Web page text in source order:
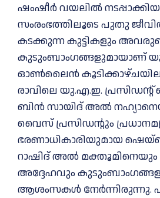
ഷംഷീർ വയലിൽ
സംരംഭത്തിലൂടെ പുതു
കടക്കുന്ന കുട്ടികളും
കുടുംബാംഗങ്ങളുമായാണ്
ഓൺലൈൻ
രാവിലെ യു.എ.ഇ.
ബിൻ സായിദ് അൽ
വൈസ് പ്രസിഡന്റും
ഭരണാധികാരിയുമായ
റാഷിദ് അൽ മക്തൂമിനെയും
അദ്ദേഹവും
ആശംസകൾ നേർന്നിരുന്നു.